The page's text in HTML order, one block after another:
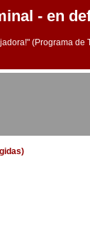
- en
(Programa